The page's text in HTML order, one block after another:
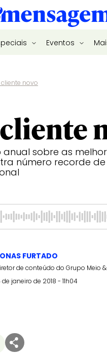
Eventos
cliente novo
sobre as
número recorde
FURTADO
de conteúdo do Grupo Meio
de janeiro de 2018 - 11h04